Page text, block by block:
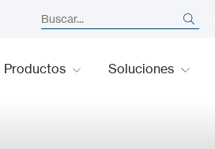
Productos Soluciones